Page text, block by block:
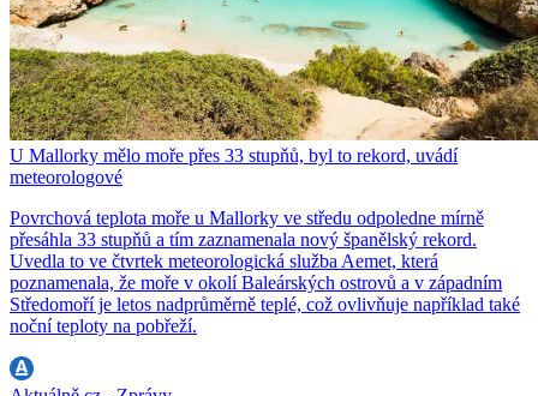
U Mallorky mělo moře přes 33 stupňů, byl to rekord, uvádí
meteorologové
Povrchová teplota moře u Mallorky ve středu odpoledne mírně
přesáhla 33 stupňů a tím zaznamenala nový španělský rekord.
Uvedla to ve čtvrtek meteorologická služba Aemet, která
poznamenala, že moře v okolí Baleárských ostrovů a v západním
Středomoří je letos nadprůměrně teplé, což ovlivňuje například také
noční teploty na pobřeží.